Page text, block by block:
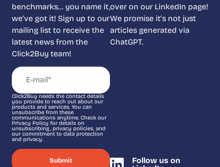
benchmarks… you name it,
we’ve got it! Sign up to our
mailing list to receive the
latest news from the
Click2Buy team!
Click2Buy needs the contact details
you provide to reach out about our
products and services. You can
unsubscribe from these
communications anytime. Check our
Privacy Policy for details on
unsubscribing, privacy policies, and
our commitment to data protection
and privacy.
over on our LinkedIn page!
We promise it’s not just
articles generated via
ChatGPT.
Follow us on